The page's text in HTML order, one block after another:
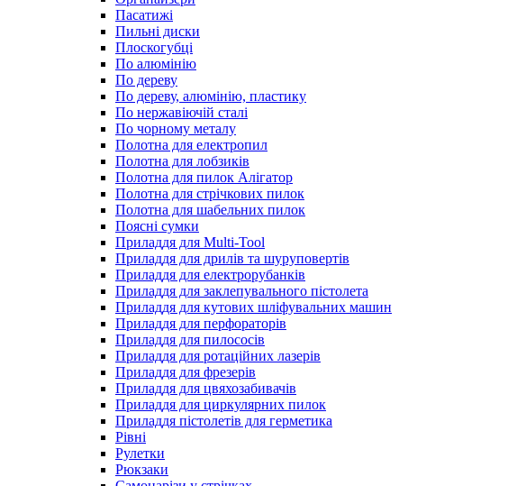
Пасатижі
Пильні диски
Плоскогубці
По алюмінію
По дереву
По дереву, алюмінію, пластику
По нержавіючій сталі
По чорному металу
Полотна для електропил
Полотна для лобзиків
Полотна для пилок Алігатор
Полотна для стрічкових пилок
Полотна для шабельних пилок
Поясні сумки
Приладдя для Multi-Tool
Приладдя для дрилів та шуруповертів
Приладдя для електрорубанків
Приладдя для заклепувального пістолета
Приладдя для кутових шліфувальних машин
Приладдя для перфораторів
Приладдя для пилососів
Приладдя для ротаційних лазерів
Приладдя для фрезерів
Приладдя для цвяхозабивачів
Приладдя для циркулярних пилок
Приладдя пістолетів для герметика
Рівні
Рулетки
Рюкзаки